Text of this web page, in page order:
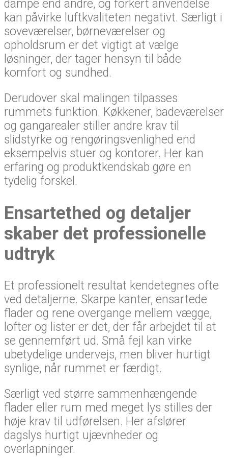
dampe end andre, og forkert anvendelse
kan påvirke luftkvaliteten negativt. Særligt i
soveværelser, børneværelser og
opholdsrum er det vigtigt at vælge
løsninger, der tager hensyn til både
komfort og sundhed.
Derudover skal malingen tilpasses
rummets funktion. Køkkener, badeværelser
og gangarealer stiller andre krav til
slidstyrke og rengøringsvenlighed end
eksempelvis stuer og kontorer. Her kan
erfaring og produktkendskab gøre en
tydelig forskel.
Ensartethed og detaljer
skaber det professionelle
udtryk
Et professionelt resultat kendetegnes ofte
ved detaljerne. Skarpe kanter, ensartede
flader og rene overgange mellem vægge,
lofter og lister er det, der får arbejdet til at
se gennemført ud. Små fejl kan virke
ubetydelige undervejs, men bliver hurtigt
synlige, når rummet er færdigt.
Særligt ved større sammenhængende
flader eller rum med meget lys stilles der
høje krav til udførelsen. Her afslører
dagslys hurtigt ujævnheder og
overlapninger.